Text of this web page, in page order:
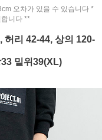
오차가 있을 수 있습니다 *
니다 **
허리 42-44, 상의 120-
밑위39(XL)